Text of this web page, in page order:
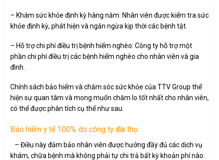
– Khám sức khỏe định kỳ hàng năm: Nhân viên được kiểm tra sức
khỏe định kỳ, phát hiện và ngăn ngừa kịp thời các bệnh tật.
– Hỗ trợ chi phí điều trị bệnh hiểm nghèo: Công ty hỗ trợ một
phần chi phí điều trị các bệnh hiểm nghèo cho nhân viên và gia
đình.
Chính sách bảo hiểm và chăm sóc sức khỏe của TTV Group thể
hiện sự quan tâm và mong muốn chăm lo tốt nhất cho nhân viên,
có thể được phân tích cụ thể như sau:
Bảo hiểm y tế 100% do công ty đài thọ:
– Điều này đảm bảo nhân viên được hưởng đầy đủ các dịch vụ
khám, chữa bệnh mà không phải tự chi trả bất kỳ khoản phí nào.